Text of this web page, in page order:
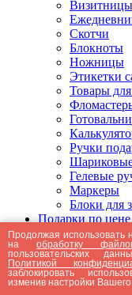
Визитницы
Скотчи
Блокноты
Ножницы
Этикетки
Товары
Готовальни
Ручки
Гелевые
Маркеры
Блоки для
Подарки по цене
Подарки
Подарки
Подарки
Подарки
Подарки до
Продолжая использовать
наобработку
пользовательских
Политикой
заблокировать
изменив настройки Вашего